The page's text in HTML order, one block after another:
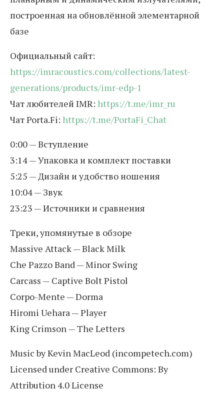
построенная на обновлённой элементарной
базе
Официальный сайт:
https://imracoustics.com/collections/latest-
generations/products/imr-edp-1
Чат любителей IMR: https://t.me/imr_ru
Чат Porta.Fi: https://t.me/PortaFi_Chat
0:00 — Вступление
3:14 — Упаковка и комплект поставки
5:25 — Дизайн и удобство ношения
10:04 — Звук
23:23 — Источники и сравнения
Треки, упомянутые в обзоре
Massive Attack — Black Milk
Che Pazzo Band — Minor Swing
Carcass — Captive Bolt Pistol
Corpo-Mente — Dorma
Hiromi Uehara — Player
King Crimson — The Letters
Music by Kevin MacLeod (incompetech.com)
Licensed under Creative Commons: By
Attribution 4.0 License